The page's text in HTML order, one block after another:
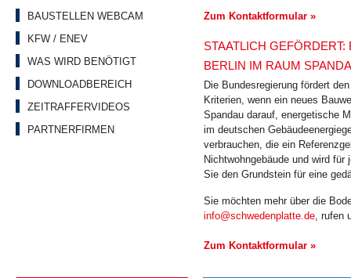
BAUSTELLEN WEBCAM
KFW / ENEV
WAS WIRD BENÖTIGT
DOWNLOADBEREICH
ZEITRAFFERVIDEOS
PARTNERFIRMEN
Zum Kontaktformular »
STAATLICH
BERLIN IM RAUM
Die Bundesregierung fördert
Kriterien, wenn ein neues
Spandau darauf, energetische
im deutschen
verbrauchen, die ein
Nichtwohngebäude und wird
Sie den Grundstein für eine
Sie möchten mehr über die
info@schwedenplatte.de, rufen
Zum Kontaktformular »